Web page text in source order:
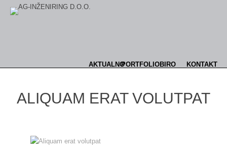
AKTUALNOPORTFOLIOBIRO KONTAKT
ALIQUAM ERAT VOLUTPAT